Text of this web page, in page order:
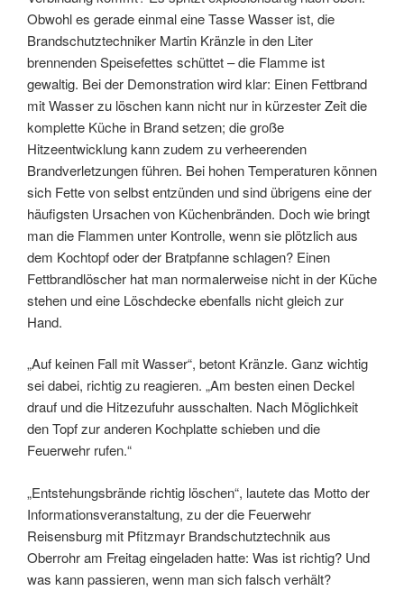
Obwohl es gerade einmal eine Tasse Wasser ist, die
Brandschutztechniker Martin Kränzle in den Liter
brennenden Speisefettes schüttet – die Flamme ist
gewaltig. Bei der Demonstration wird klar: Einen Fettbrand
mit Wasser zu löschen kann nicht nur in kürzester Zeit die
komplette Küche in Brand setzen; die große
Hitzeentwicklung kann zudem zu verheerenden
Brandverletzungen führen. Bei hohen Temperaturen können
sich Fette von selbst entzünden und sind übrigens eine der
häufigsten Ursachen von Küchenbränden. Doch wie bringt
man die Flammen unter Kontrolle, wenn sie plötzlich aus
dem Kochtopf oder der Bratpfanne schlagen? Einen
Fettbrandlöscher hat man normalerweise nicht in der Küche
stehen und eine Löschdecke ebenfalls nicht gleich zur
Hand.
„Auf keinen Fall mit Wasser“, betont Kränzle. Ganz wichtig
sei dabei, richtig zu reagieren. „Am besten einen Deckel
drauf und die Hitzezufuhr ausschalten. Nach Möglichkeit
den Topf zur anderen Kochplatte schieben und die
Feuerwehr rufen.“
„Entstehungsbrände richtig löschen“, lautete das Motto der
Informationsveranstaltung, zu der die Feuerwehr
Reisensburg mit Pfitzmayr Brandschutztechnik aus
Oberrohr am Freitag eingeladen hatte: Was ist richtig? Und
was kann passieren, wenn man sich falsch verhält?